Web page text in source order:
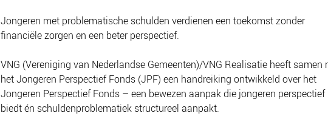
Jongeren met problematische schulden verdienen een toekomst zonder
financiële zorgen en een beter perspectief.
VNG (Vereniging van Nederlandse Gemeenten)/VNG Realisatie heeft samen
het Jongeren Perspectief Fonds (JPF) een handreiking ontwikkeld over het
Jongeren Perspectief Fonds – een bewezen aanpak die jongeren perspectief
biedt én schuldenproblematiek structureel aanpakt.